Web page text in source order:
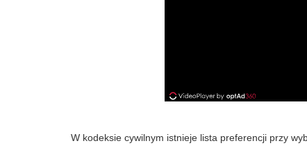
W kodeksie cywilnym istnieje lista preferencji przy